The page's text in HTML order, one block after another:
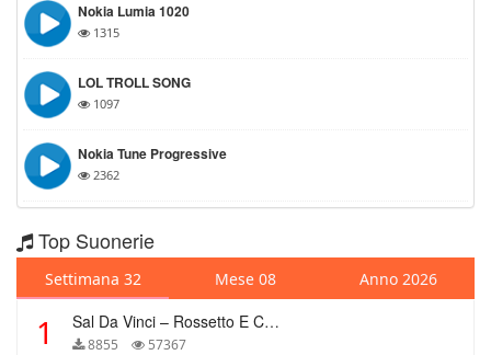
Nokia Lumia 1020
1315
LOL TROLL SONG
1097
Nokia Tune Progressive
2362
Top Suonerie
Settimana 32 Mese 08 Anno 2026
1 Sal Da Vinci – Rossetto E Caffè
8855 57367